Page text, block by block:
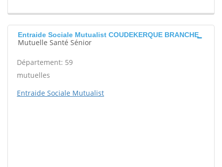
Entraide Sociale Mutualist COUDEKERQUE BRANCHE
Mutuelle Santé Sénior
Département: 59
mutuelles
Entraide Sociale Mutualist